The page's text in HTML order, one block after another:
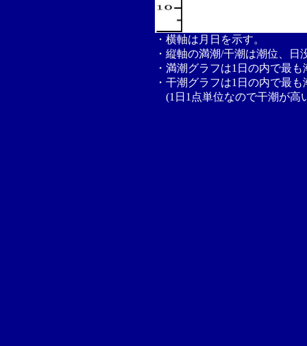
・横軸は月日を示す。
・縦軸の満潮/干潮は潮位、
・満潮グラフは1日の内で最
・干潮グラフは1日の内で最
(1日1点単位なので干潮が高